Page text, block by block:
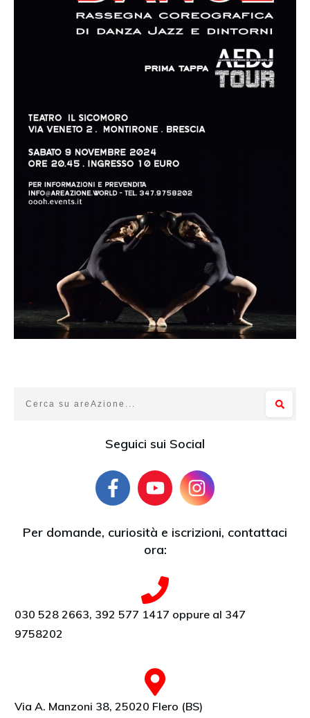
Seguici sui Social
Per domande, curiosità e iscrizioni, contattaci
ora:
030 528 2663, 392 577 1417 oppure al 347
9758202
Via A. Manzoni 38, 25020 Flero (BS)